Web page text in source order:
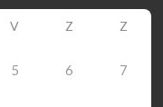
V Z Z
5 6 7